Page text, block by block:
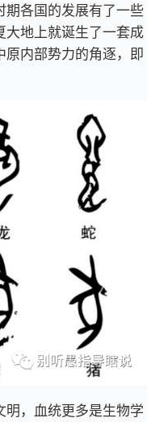
期各国的发展有了一些
大地上就诞生了一套成
内部势力的角逐，即
，血统更多是生物学